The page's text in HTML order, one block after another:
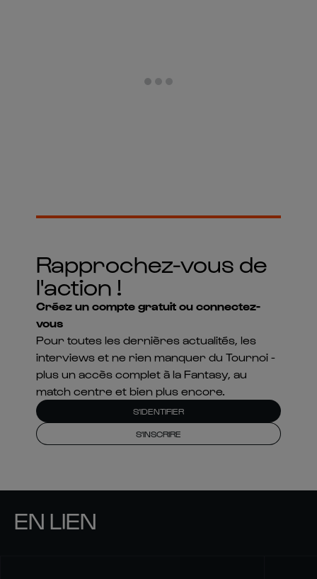
Rapprochez-vous de
l'action !
Créez un compte gratuit ou connectez-
vous
Pour toutes les dernières actualités, les
interviews et ne rien manquer du Tournoi -
plus un accès complet à la Fantasy, au
match centre et bien plus encore.
S'IDENTIFIER
S'INSCRIRE
EN LIEN